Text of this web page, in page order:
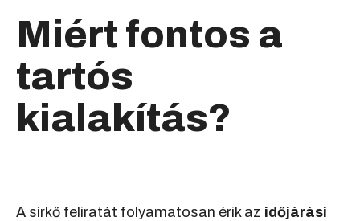
Miért fontos a
tartós
kialakítás?
A sírkő feliratát folyamatosan érik az időjárási